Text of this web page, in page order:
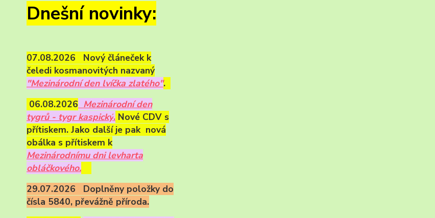
Dnešní novinky:
07.08.2026 Nový článeček k
čeledi kosmanovitých nazvaný
"Mezinárodní den lvíčka zlatého".
06.08.2026 Mezinárodní den
tygrů - tygr kaspický. Nové CDV s
přítiskem. Jako další je pak nová
obálka s přítiskem k
Mezinárodnímu dni levharta
obláčkového.
29.07.2026 Doplněny položky do
čísla 5840, převážně příroda.